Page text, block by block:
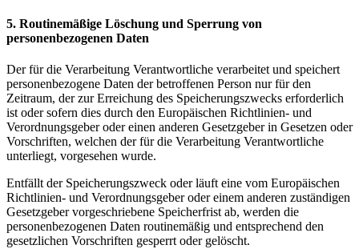
5. Routinemäßige Löschung und Sperrung von
personenbezogenen Daten
Der für die Verarbeitung Verantwortliche verarbeitet und speichert
personenbezogene Daten der betroffenen Person nur für den
Zeitraum, der zur Erreichung des Speicherungszwecks erforderlich
ist oder sofern dies durch den Europäischen Richtlinien- und
Verordnungsgeber oder einen anderen Gesetzgeber in Gesetzen oder
Vorschriften, welchen der für die Verarbeitung Verantwortliche
unterliegt, vorgesehen wurde.
Entfällt der Speicherungszweck oder läuft eine vom Europäischen
Richtlinien- und Verordnungsgeber oder einem anderen zuständigen
Gesetzgeber vorgeschriebene Speicherfrist ab, werden die
personenbezogenen Daten routinemäßig und entsprechend den
gesetzlichen Vorschriften gesperrt oder gelöscht.